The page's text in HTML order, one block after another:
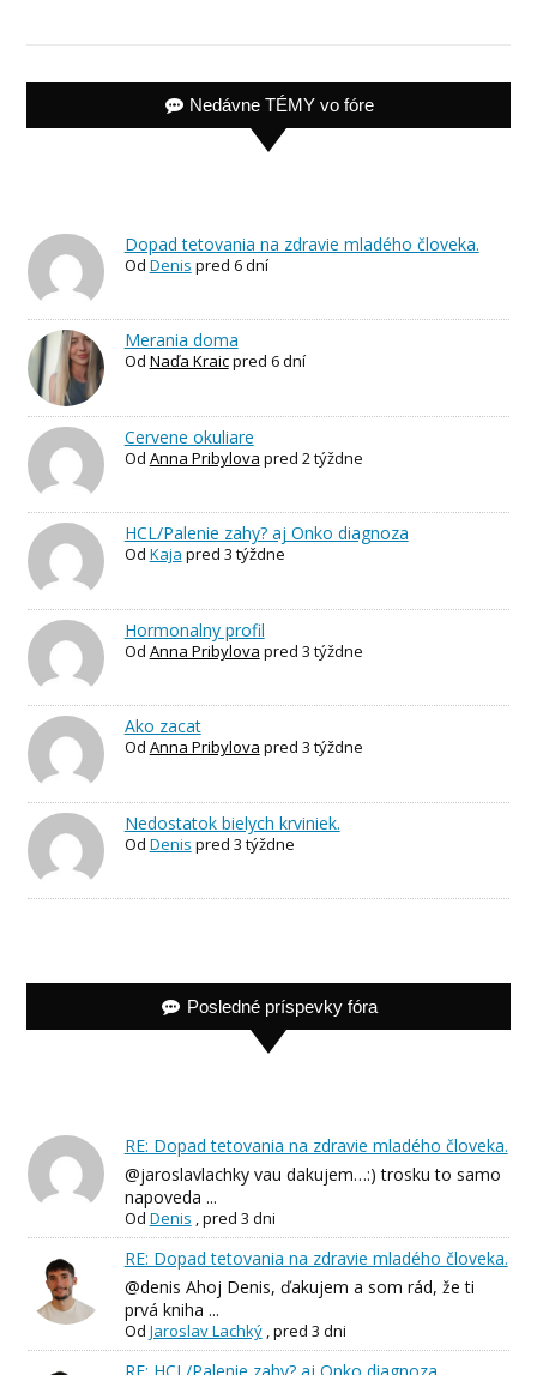
Nedávne TÉMY vo fóre
Dopad tetovania na zdravie mladého človeka.
Od Denis pred 6 dní
Merania doma
Od Naďa Kraicpred 6 dní
Cervene okuliare
Od Anna Pribylova pred 2 týždne
HCL/Palenie zahy? aj Onko diagnoza
Od Kaja pred 3 týždne
Hormonalny profil
Od Anna Pribylova pred 3 týždne
Ako zacat
Od Anna Pribylova pred 3 týždne
Nedostatok bielych krviniek.
Od Denis pred 3 týždne
Posledné príspevky fóra
RE: Dopad tetovania na zdravie mladého človeka.
@jaroslavlachky vau dakujem…:) trosku to samo
napoveda ...
Od Denis ,pred 3 dni
RE: Dopad tetovania na zdravie mladého človeka.
@denis Ahoj Denis, ďakujem a som rád, že ti
prvá kniha ...
Od Jaroslav Lachký,pred 3 dni